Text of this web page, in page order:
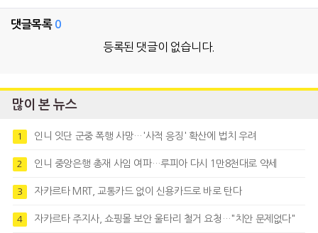
댓글목록 0
등록된 댓글이 없습니다.
많이 본 뉴스
1 인니 잇단 군중 폭행 사망…'사적 응징' 확산에 법치 우려
2 인니 중앙은행 총재 사임 여파…루피아 다시 1만8천대로 약세
3 자카르타 MRT, 교통카드 없이 신용카드로 바로 탄다
4 자카르타 주지사, 쇼핑몰 보안 울타리 철거 요청…"치안 문제없다"